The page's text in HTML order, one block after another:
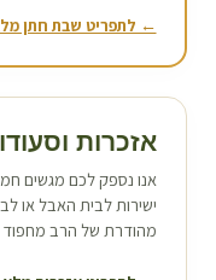
← לתפריט שבת חתן
אזכרות
אנו נספק לכם מגשים
ישירות לבית האבל או
מהודרת של הרב